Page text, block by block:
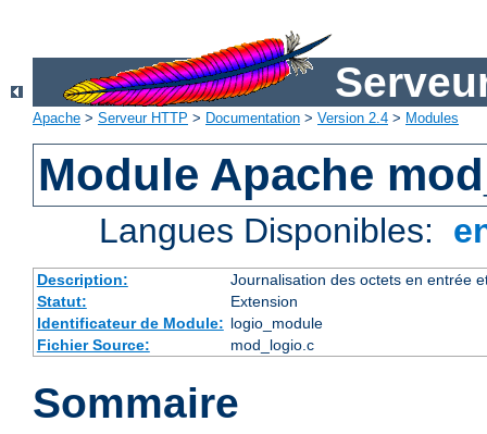
Apache > Serveur HTTP > Documentation > Version 2.4 > Modules
Module Apache
Langues Disponibles:
Description:
Journalisation des octets en entrée
Statut:
Extension
Identificateur de Module: logio_module
Fichier Source:
mod_logio.c
Sommaire